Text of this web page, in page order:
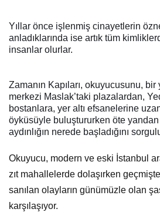
Yıllar önce işlenmiş cinayetlerin
anladıklarında ise artık tüm
insanlar olurlar.
Zamanın Kapıları, okuyucusunu, bir
merkezi Maslak’taki plazalardan,
bostanlara, yer altı efsanelerine
öyküsüyle buluştururken öte yandan
aydınlığın nerede başladığını
Okuyucu, modern ve eski İstanbul
zıt mahallelerde dolaşırken
sanılan olayların günümüzle olan
karşılaşıyor.